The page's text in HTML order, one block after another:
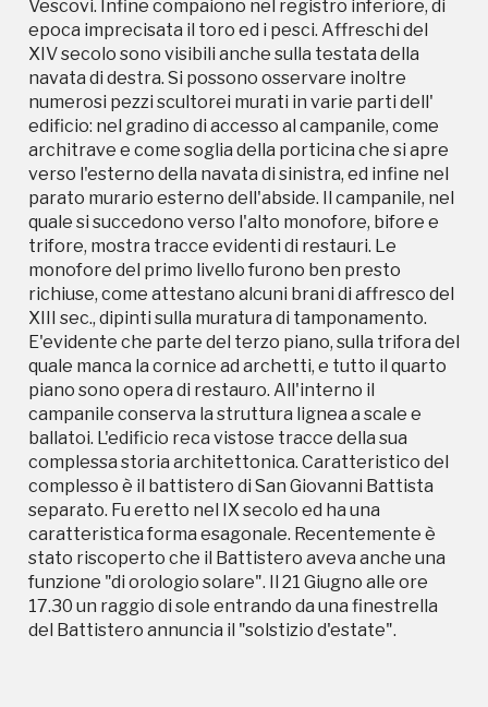
Vescovi. Infine compaiono nel registro inferiore, di
epoca imprecisata il toro ed i pesci. Affreschi del
XIV secolo sono visibili anche sulla testata della
navata di destra. Si possono osservare inoltre
numerosi pezzi scultorei murati in varie parti dell'
edificio: nel gradino di accesso al campanile, come
architrave e come soglia della porticina che si apre
verso l'esterno della navata di sinistra, ed infine nel
parato murario esterno dell'abside. Il campanile, nel
quale si succedono verso l'alto monofore, bifore e
trifore, mostra tracce evidenti di restauri. Le
monofore del primo livello furono ben presto
richiuse, come attestano alcuni brani di affresco del
XIII sec., dipinti sulla muratura di tamponamento.
E'evidente che parte del terzo piano, sulla trifora del
quale manca la cornice ad archetti, e tutto il quarto
piano sono opera di restauro. All'interno il
campanile conserva la struttura lignea a scale e
ballatoi. L'edificio reca vistose tracce della sua
complessa storia architettonica. Caratteristico del
complesso è il battistero di San Giovanni Battista
separato. Fu eretto nel IX secolo ed ha una
caratteristica forma esagonale. Recentemente è
stato riscoperto che il Battistero aveva anche una
funzione "di orologio solare". Il 21 Giugno alle ore
17.30 un raggio di sole entrando da una finestrella
del Battistero annuncia il "solstizio d'estate".
monofore del primo livello furono ben presto
richiuse, come attestano alcuni brani di affresco del
XIII sec., dipinti sulla muratura di tamponamento.
E'evidente che parte del terzo piano, sulla trifora del
quale manca la cornice ad archetti, e tutto il quarto
piano sono opera di restauro. All'interno il
campanile conserva la struttura lignea a scale e
ballatoi. L'edificio reca vistose tracce della sua
complessa storia architettonica. Caratteristico del
complesso è il battistero di San Giovanni Battista
separato. Fu eretto nel IX secolo ed ha una
caratteristica forma esagonale. Recentemente è
stato riscoperto che il Battistero aveva anche una
funzione "di orologio solare". Il 21 Giugno alle ore
17.30 un raggio di sole entrando da una finestrella
del Battistero annuncia il "solstizio d'estate".
Storico campagne in questo
luogo